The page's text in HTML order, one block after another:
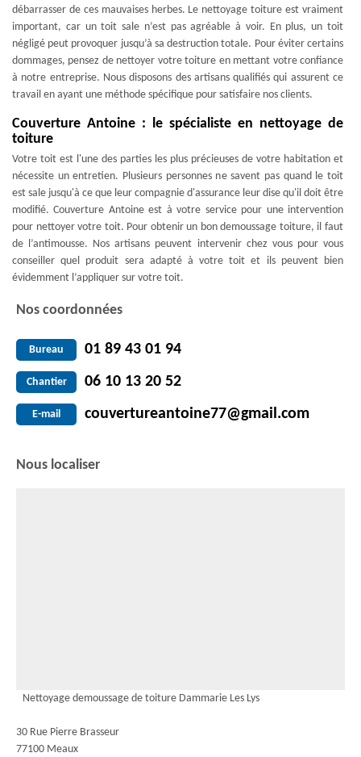
débarrasser de ces mauvaises herbes. Le nettoyage toiture est vraiment
important, car un toit sale n’est pas agréable à voir. En plus, un toit
négligé peut provoquer jusqu’à sa destruction totale. Pour éviter certains
dommages, pensez de nettoyer votre toiture en mettant votre confiance
à notre entreprise. Nous disposons des artisans qualifiés qui assurent ce
travail en ayant une méthode spécifique pour satisfaire nos clients.
Couverture Antoine : le spécialiste en nettoyage de
toiture
Votre toit est l'une des parties les plus précieuses de votre habitation et
nécessite un entretien. Plusieurs personnes ne savent pas quand le toit
est sale jusqu'à ce que leur compagnie d'assurance leur dise qu'il doit être
modifié. Couverture Antoine est à votre service pour une intervention
pour nettoyer votre toit. Pour obtenir un bon demoussage toiture, il faut
de l’antimousse. Nos artisans peuvent intervenir chez vous pour vous
conseiller quel produit sera adapté à votre toit et ils peuvent bien
évidemment l’appliquer sur votre toit.
Nos coordonnées
Bureau 01 89 43 01 94
Chantier 06 10 13 20 52
E-mail couvertureantoine77@gmail.com
Nous localiser
Nettoyage demoussage de toiture Dammarie Les Lys
30 Rue Pierre Brasseur
77100 Meaux